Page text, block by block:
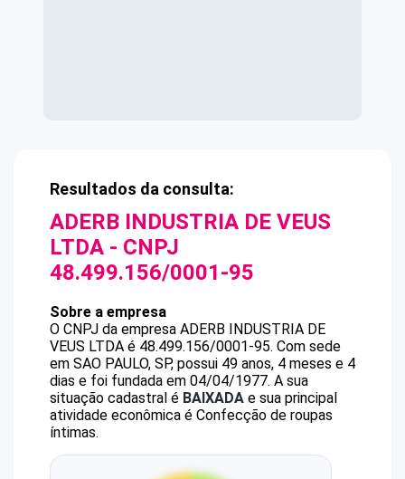
Resultados da consulta:
ADERB INDUSTRIA DE VEUS
LTDA - CNPJ
48.499.156/0001-95
Sobre a empresa
O CNPJ da empresa ADERB INDUSTRIA DE
VEUS LTDA é 48.499.156/0001-95. Com sede
em SAO PAULO, SP, possui 49 anos, 4 meses e 4
dias e foi fundada em 04/04/1977. A sua
situação cadastral é BAIXADA e sua principal
atividade econômica é Confecção de roupas
íntimas.